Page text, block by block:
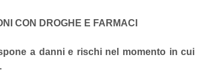
CON DROGHE E FARMACI
a danni e rischi nel momento in